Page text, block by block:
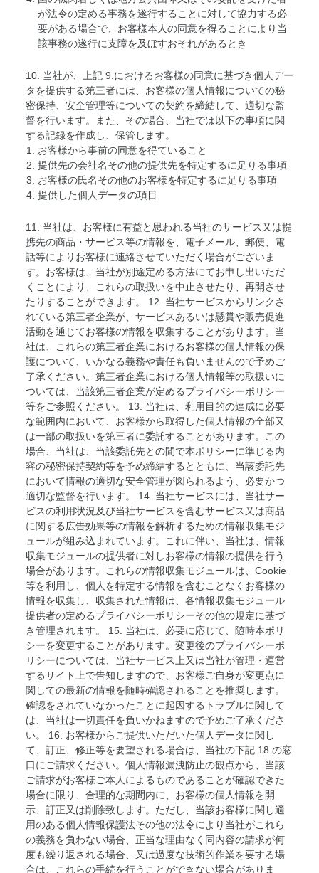
が法令の定める事務を遂行することに対して協力する必
要がある場合で、お客様本人の同意を得ることにより当
該事務の遂行に支障を及ぼすおそれがあるとき
10. 当社が、上記 9.におけるお客様の同意に基づき個人デー
タを提供する第三者には、お客様の個人情報についての秘
密保持、安全管理等についての契約を締結して、適切な監
督を行います。また、その場合、当社では以下の事項に関
する記録を作成し、保管します。
お客様から事前の同意を得ていること
提供先の会社名その他の提供先を特定するに足りる事項
お客様の氏名その他のお客様を特定するに足りる事項
提供した個人データの項目
11. 当社は、お客様に有益と思われる当社のサービス又は提
携先の商品・サービス等の情報を、電子メール、郵便、電
話等によりお客様に連絡させていただく場合がございま
す。お客様は、当社が別途定める方法にてお申し出いただ
くことにより、これらの取扱いを中止させたり、再開させ
たりすることができます。 12. 当社サービスからリンクさ
れている第三者企業が、サービスあるいは懸賞や販売促進
活動を通じてお客様の情報を収集することがあります。当
社は、これらの第三者企業におけるお客様の個人情報の保
護について、いかなる義務や責任も負いませんので予めご
了承ください。第三者企業における個人情報等の取扱いに
ついては、当該第三者企業が定めるプライバシーポリシー
等をご参照ください。 13. 当社は、利用目的の達成に必要
な範囲内において、お客様から取得した個人情報の全部又
は一部の取扱いを第三者に委託することがあります。この
場合、当社は、当該委託先との間で本ポリシーに準じる内
容の秘密保持契約等を予め締結するとともに、当該委託先
において情報の適切な安全管理が図られるよう、必要かつ
適切な監督を行います。 14. 当社サービスには、当社サー
ビスの利用状況及び当社サービスを含むサービス又は商品
に関する広告効果等の情報を解析するための情報収集モジ
ュールが組み込まれています。これに伴い、当社は、情報
収集モジュールの提供者に対しお客様の情報の提供を行う
場合があります。これらの情報収集モジュールは、Cookie
等を利用し、個人を特定する情報を含むことなくお客様の
情報を収集し、収集された情報は、各情報収集モジュール
提供者の定めるプライバシーポリシーその他の規定に基づ
き管理されます。 15. 当社は、必要に応じて、随時本ポリ
シーを変更することがあります。変更後のプライバシーポ
リシーについては、当社サービス上又は当社が管理・運営
するサイト上で告知しますので、お客様ご自身が変更点に
関しての最新の情報を随時確認されることを推奨します。
確認をされていなかったことに起因するトラブルに関して
は、当社は一切責任を負いかねますので予めご了承くださ
い。 16. お客様からご提供いただいた個人データに関し
て、訂正、修正等を要望される場合は、当社の下記 18.の窓
口にご請求ください。個人情報漏洩防止の観点から、当該
ご請求がお客様ご本人によるものであることが確認できた
場合に限り、合理的な期間内に、お客様の個人情報を開
示、訂正又は削除致します。ただし、当該お客様に関し適
用のある個人情報保護法その他の法令により当社がこれら
の義務を負わない場合、正当な理由なく同内容の請求が何
度も繰り返される場合、又は過度な技術的作業を要する場
合は、これらの手続を行うことができない場合がありま